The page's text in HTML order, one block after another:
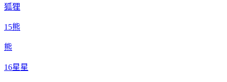
狐狸
15熊
熊
16星星